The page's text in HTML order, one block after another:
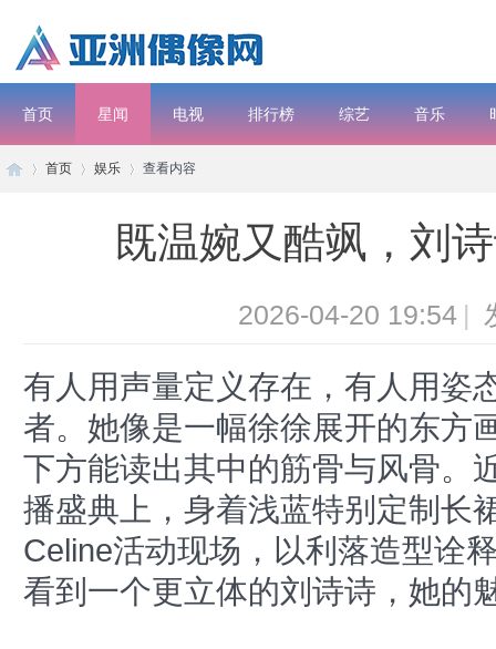
首页 星闻
电影
电视 排行榜 综艺 音乐
首页 娱乐
›
查看内容
既温婉又酷飒，刘
2026-04-20 19:54
有人用声量定义存在，有人用姿
者。她像是一幅徐徐展开的东方
下方能读出其中的筋骨与风骨。
播盛典上，身着浅蓝特别定制长
Celine活动现场，以利落造型诠
看到一个更立体的刘诗诗，她的